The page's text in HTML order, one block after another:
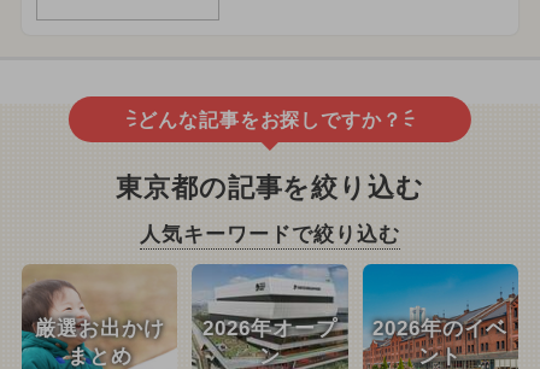
どんな記事をお探しですか？
東京都の記事を絞り込む
人気キーワードで絞り込む
厳選お出かけ
まとめ
2026年オープ
ン
2026年のイベ
ント